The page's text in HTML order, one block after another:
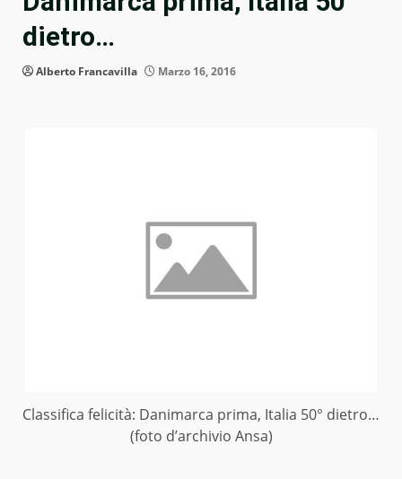
dietro…
Alberto Francavilla Marzo 16, 2016
Classifica felicità: Danimarca prima, Italia 50° dietro…
(foto d’archivio Ansa)